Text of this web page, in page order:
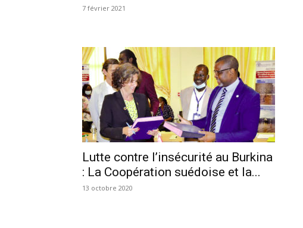
7 février 2021
Lutte contre l’insécurité au Burkina
: La Coopération suédoise et la...
13 octobre 2020